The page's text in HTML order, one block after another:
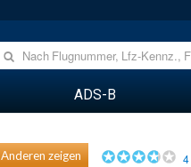
ADS-B
Anderen zeigen 4